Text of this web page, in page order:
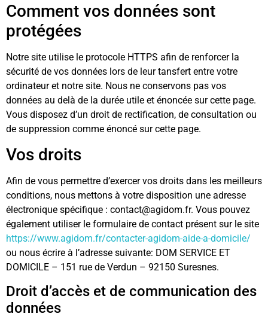
Comment vos données sont
protégées
Notre site utilise le protocole HTTPS afin de renforcer la
sécurité de vos données lors de leur tansfert entre votre
ordinateur et notre site. Nous ne conservons pas vos
données au delà de la durée utile et énoncée sur cette page.
Vous disposez d’un droit de rectification, de consultation ou
de suppression comme énoncé sur cette page.
Vos droits
Afin de vous permettre d’exercer vos droits dans les meilleurs
conditions, nous mettons à votre disposition une adresse
électronique spécifique : contact@agidom.fr. Vous pouvez
également utiliser le formulaire de contact présent sur le site
https://www.agidom.fr/contacter-agidom-aide-a-domicile/
ou nous écrire à l’adresse suivante: DOM SERVICE ET
DOMICILE – 151 rue de Verdun – 92150 Suresnes.
Droit d’accès et de communication des
données